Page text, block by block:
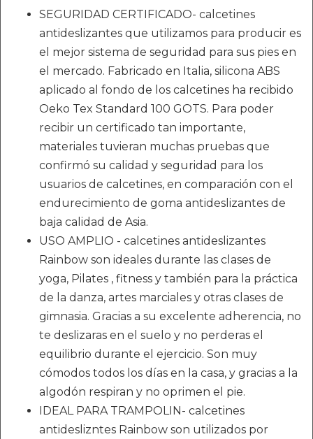
SEGURIDAD CERTIFICADO- calcetines
antideslizantes que utilizamos para producir es
el mejor sistema de seguridad para sus pies en
el mercado. Fabricado en Italia, silicona ABS
aplicado al fondo de los calcetines ha recibido
Oeko Tex Standard 100 GOTS. Para poder
recibir un certificado tan importante,
materiales tuvieran muchas pruebas que
confirmó su calidad y seguridad para los
usuarios de calcetines, en comparación con el
endurecimiento de goma antideslizantes de
baja calidad de Asia.
USO AMPLIO - calcetines antideslizantes
Rainbow son ideales durante las clases de
yoga, Pilates , fitness y también para la práctica
de la danza, artes marciales y otras clases de
gimnasia. Gracias a su excelente adherencia, no
te deslizaras en el suelo y no perderas el
equilibrio durante el ejercicio. Son muy
cómodos todos los días en la casa, y gracias a la
algodón respiran y no oprimen el pie.
IDEAL PARA TRAMPOLIN- calcetines
antideslizntes Rainbow son utilizados por